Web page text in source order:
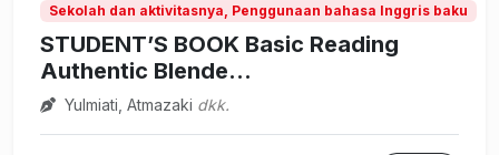
Sekolah dan aktivitasnya, Penggunaan bahasa Inggris baku
STUDENT’S BOOK Basic Reading
Authentic Blende...
Yulmiati, Atmazaki dkk.